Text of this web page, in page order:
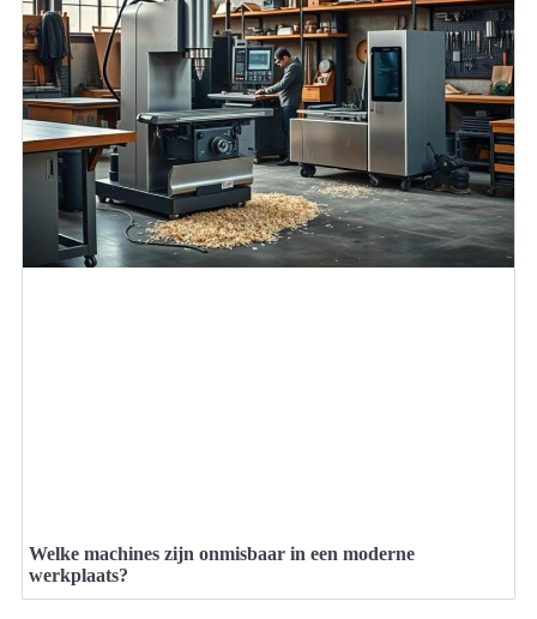
Welke machines zijn onmisbaar in een moderne
werkplaats?